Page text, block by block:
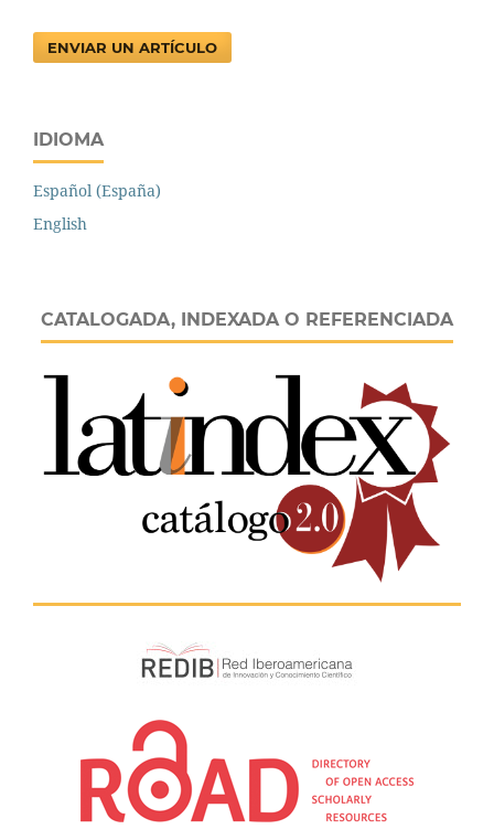
ENVIAR UN ARTÍCULO
IDIOMA
Español (España)
English
CATALOGADA, INDEXADA O REFERENCIADA